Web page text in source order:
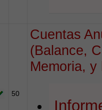
50
Cuentas
(Balance,
Memoria,